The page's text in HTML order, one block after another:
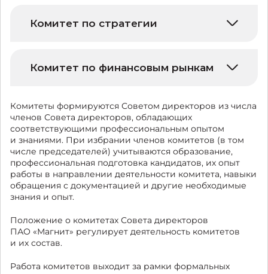
Комитет по стратегии
Комитет по финансовым рынкам
Комитеты формируются Советом директоров из числа
членов Совета директоров, обладающих
соответствующими профессиональным опытом
и знаниями. При избрании членов комитетов (в том
числе председателей) учитываются образование,
профессиональная подготовка кандидатов, их опыт
работы в направлении деятельности комитета, навыки
обращения с документацией и другие необходимые
знания и опыт.
Положение о комитетах Совета директоров
ПАО «Магнит» регулирует деятельность комитетов
и их состав.
Работа комитетов выходит за рамки формальных